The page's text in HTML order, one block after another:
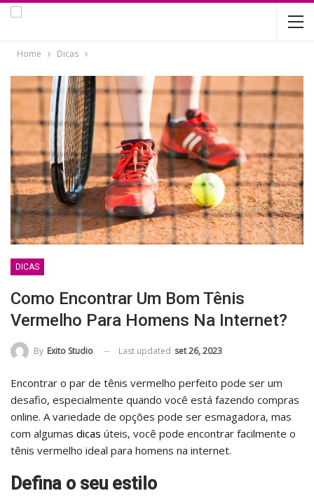
Home Dicas
DICAS
Como Encontrar Um Bom Tênis
Vermelho Para Homens Na Internet?
By Exito Studio Last updated set 26, 2023
Encontrar o par de tênis vermelho perfeito pode ser um
desafio, especialmente quando você está fazendo compras
online. A variedade de opções pode ser esmagadora, mas
com algumas dicas úteis, você pode encontrar facilmente o
tênis vermelho ideal para homens na internet.
Defina o seu estilo